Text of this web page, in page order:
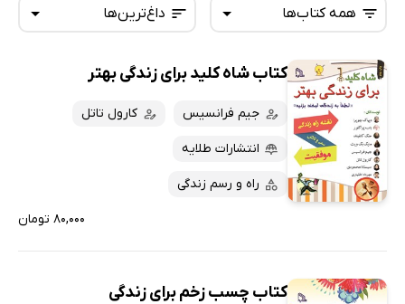
داغ‌ترین‌ها
تازه‌ها
داغ‌ترین‌ها
همه کتاب‌ها
همه کتاب‌ها
کتاب‌های صوتی
کتاب‌های متنی
کتاب شاه کلید برای زندگی بهتر
جیم فرانسیس کارول تاتل
انتشارات طلایه
راه و رسم زندگی
۸۰,۰۰۰ تومان
کتاب چسب زخم برای زندگی